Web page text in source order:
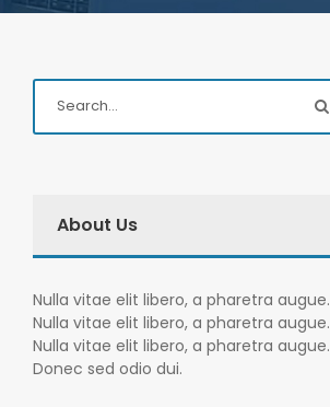
About Us
Nulla vitae elit libero, a pharetra augue.
Nulla vitae elit libero, a pharetra augue.
Nulla vitae elit libero, a pharetra augue.
Donec sed odio dui.